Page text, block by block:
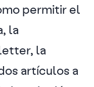
permitir el
la
la
artículos a